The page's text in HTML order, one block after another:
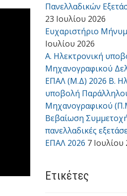
Πανελλαδικών
23 Ιουλίου 2026
Ευχαριστήριο
Ιουλίου 2026
Α. Ηλεκτρονική
Μηχανογραφικού
ΕΠΑΛ (Μ.Δ) 2026 Β.
υποβολή
Μηχανογραφικού
Βεβαίωση
πανελλαδικές
ΕΠΑΛ 2026 7 Ιουλίου
Ετικέτες